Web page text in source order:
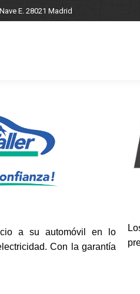
E. 28021 Madrid
a su automóvil en lo
Con la garantía